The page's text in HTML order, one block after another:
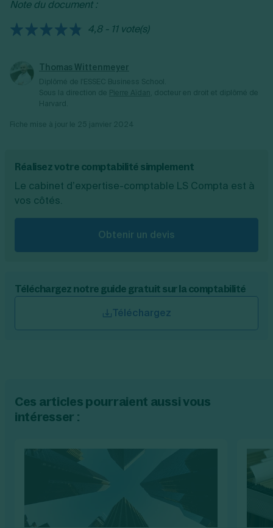
déductible est supérieure à celle collectée,
on parle alors de TVA récupérable.
Note du document :
4,8 - 11 vote(s)
Thomas Wittenmeyer
Réalisez votre comptabilité simplement
Le cabinet d’expertise-comptable LS Compta est à
vos côtés.
Obtenir un devis
Téléchargez notre guide gratuit sur la comptabilité
Téléchargez
Ces articles pourraient aussi vous
intéresser :